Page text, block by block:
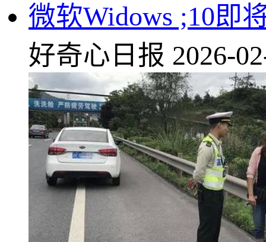
微软Widows ;10即
好奇心日报 2026-